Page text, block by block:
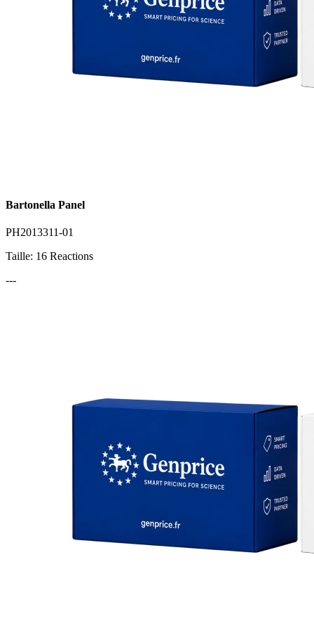
Bartonella Panel
PH2013311-01
Taille: 16 Reactions
---